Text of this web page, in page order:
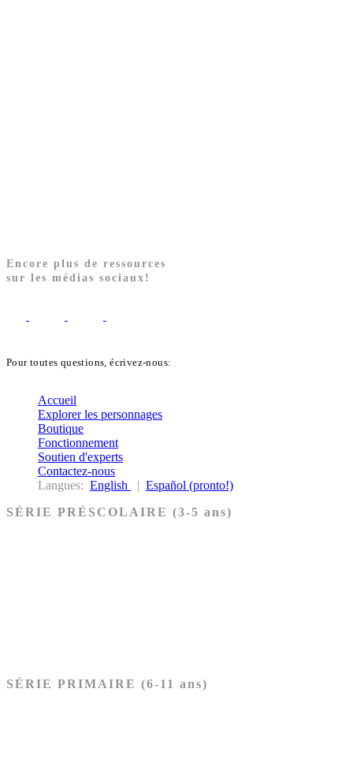
Encore plus de ressources
sur les médias sociaux!
Pour toutes questions, écrivez-nous:
Accueil
Explorer les personnages
Boutique
Fonctionnement
Soutien d'experts
Contactez-nous
Langues: English | Español (pronto!)
SÉRIE PRÉSCOLAIRE (3-5 ans)
SÉRIE PRIMAIRE (6-11 ans)